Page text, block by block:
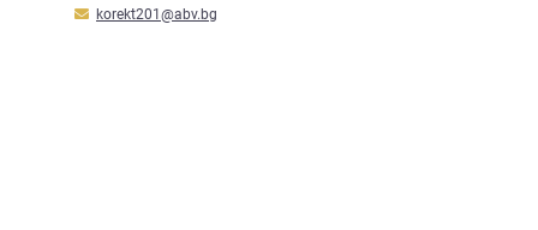
korekt201@abv.bg